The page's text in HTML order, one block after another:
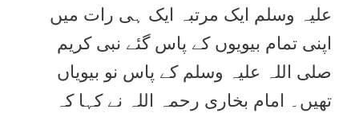
علیہ وسلم ایک مرتبہ ایک ہی رات میں
اپنی تمام بیویوں کے پاس گئے نبی کریم
صلی اللہ علیہ وسلم کے پاس نو بیویاں
تھیں۔ امام بخاری رحمہ اللہ نے کہا کہ